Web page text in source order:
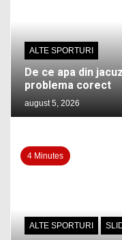
ALTE SPORTURI
De ce apa din
problema corect
august 5, 2026
4 Minutes
ALTE SPORTURI